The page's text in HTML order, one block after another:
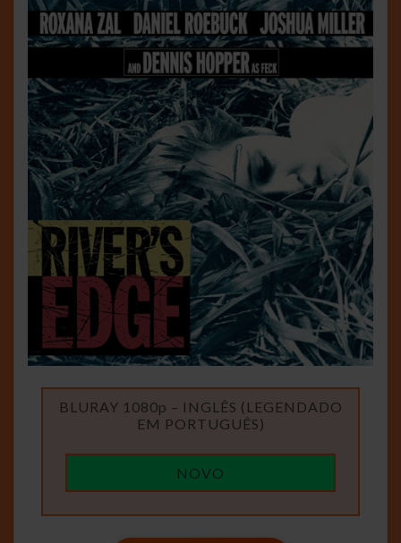
BLURAY 1080p – INGLÊS (LEGENDADO
EM PORTUGUÊS)
NOVO